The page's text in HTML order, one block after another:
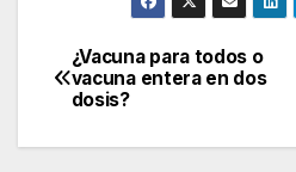
Navegación
de
¿Vacuna para todos o
vacuna entera en dos
dosis?